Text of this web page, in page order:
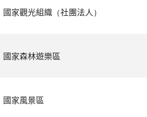
國家觀光組織（社團法人）
國家森林遊樂區
國家風景區